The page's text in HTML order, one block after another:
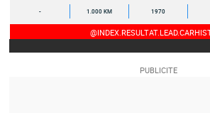
- 1.000 KM 1970